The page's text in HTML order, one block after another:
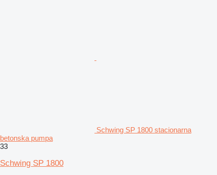
Schwing SP 1800 stacionarna
betonska pumpa
33
Schwing SP 1800